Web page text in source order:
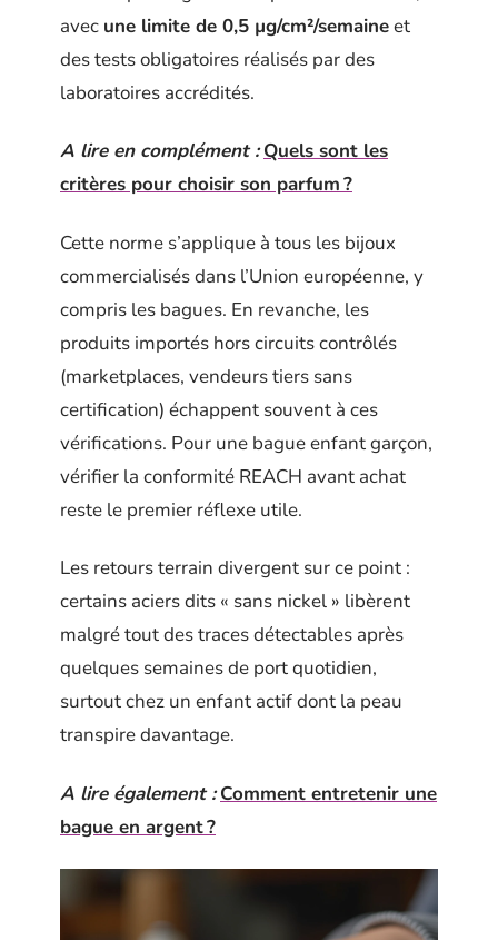
avec une limite de 0,5 µg/cm²/semaineet
des tests obligatoires réalisés par des
laboratoires accrédités.
A lire en complément : Quels sont les
critères pour choisir son parfum ?
Cette norme s’applique à tous les bijoux
commercialisés dans l’Union européenne, y
compris les bagues. En revanche, les
produits importés hors circuits contrôlés
(marketplaces, vendeurs tiers sans
certification) échappent souvent à ces
vérifications. Pour une bague enfant garçon,
vérifier la conformité REACH avant achat
reste le premier réflexe utile.
Les retours terrain divergent sur ce point :
certains aciers dits « sans nickel » libèrent
malgré tout des traces détectables après
quelques semaines de port quotidien,
surtout chez un enfant actif dont la peau
transpire davantage.
A lire également : Comment entretenir une
bague en argent ?